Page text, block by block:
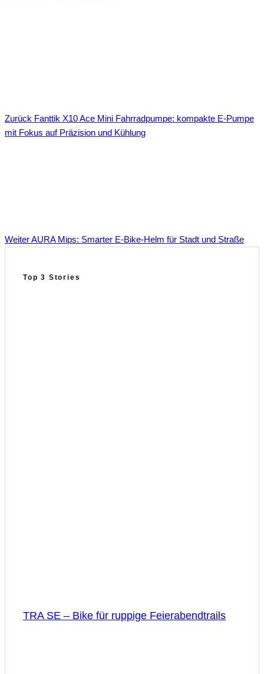
Zurück Fanttik X10 Ace Mini Fahrradpumpe: kompakte E-Pumpe
mit Fokus auf Präzision und Kühlung
WeiterAURA Mips: Smarter E‑Bike‑Helm für Stadt und Straße
Top 3 Stories
TRA SE – Bike für ruppige Feierabendtrails